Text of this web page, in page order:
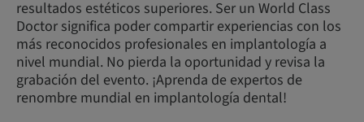
resultados estéticos superiores. Ser un World Class
Doctor significa poder compartir experiencias con los
más reconocidos profesionales en implantología a
nivel mundial. No pierda la oportunidad y revisa la
grabación del evento. ¡Aprenda de expertos de
renombre mundial en implantología dental!